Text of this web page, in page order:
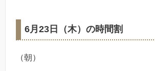
6月23日（木）の時間割
（朝）